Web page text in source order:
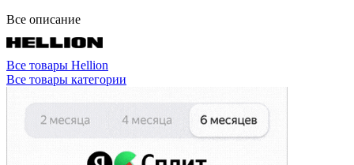
Все описание
Все товары Hellion
Все товары категории